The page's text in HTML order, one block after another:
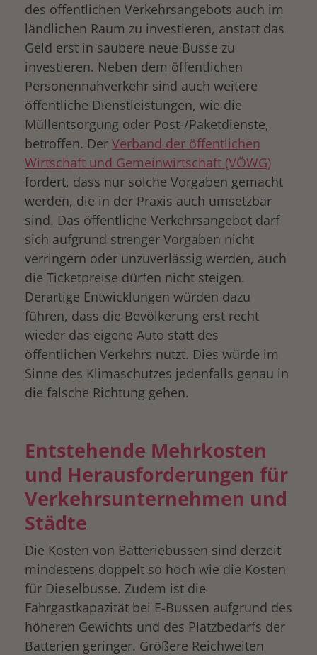
des öffentlichen Verkehrsangebots auch im
ländlichen Raum zu investieren, anstatt das
Geld erst in saubere neue Busse zu
investieren. Neben dem öffentlichen
Personennahverkehr sind auch weitere
öffentliche Dienstleistungen, wie die
Müllentsorgung oder Post-/Paketdienste,
betroffen. Der Verband der öffentlichen
Wirtschaft und Gemeinwirtschaft (VÖWG)
fordert, dass nur solche Vorgaben gemacht
werden, die in der Praxis auch umsetzbar
sind. Das öffentliche Verkehrsangebot darf
sich aufgrund strenger Vorgaben nicht
verringern oder unzuverlässig werden, auch
die Ticketpreise dürfen nicht steigen.
Derartige Entwicklungen würden dazu
führen, dass die Bevölkerung erst recht
wieder das eigene Auto statt des
öffentlichen Verkehrs nutzt. Dies würde im
Sinne des Klimaschutzes jedenfalls genau in
die falsche Richtung gehen.
Entstehende Mehrkosten
und Herausforderungen für
Verkehrsunternehmen und
Städte
Die Kosten von Batteriebussen sind derzeit
mindestens doppelt so hoch wie die Kosten
für Dieselbusse. Zudem ist die
Fahrgastkapazität bei E-Bussen aufgrund des
höheren Gewichts und des Platzbedarfs der
Batterien geringer. Größere Reichweiten
drucken